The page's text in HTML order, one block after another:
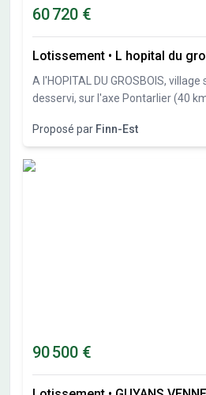
60 720 €
Lotissement • L hopital du
A l'HOPITAL DU GROSBOIS,
desservi, sur l'axe Pontarlier (40
27 parcelles de 551m² à 838 m².
Proposé par Finn-Est
90 500 €